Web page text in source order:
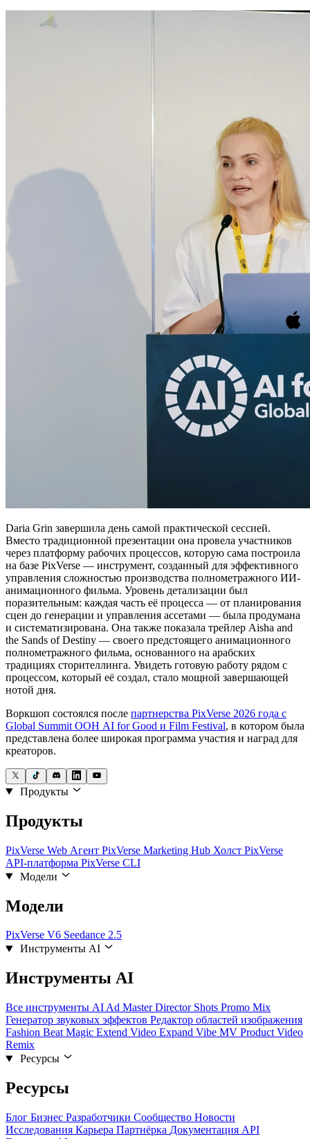
Daria Grin завершила день самой практической сессией.
Вместо традиционной презентации она провела участников
через платформу рабочих процессов, которую сама построила
на базе PixVerse — инструмент, созданный для эффективного
управления сложностью производства полнометражного ИИ-
анимационного фильма. Уровень детализации был
поразительным: каждая часть её процесса — от планирования
сцен до генерации и управления ассетами — была продумана
и систематизирована. Она также показала трейлер Aisha and
the Sands of Destiny — своего предстоящего анимационного
полнометражного фильма, основанного на арабских
традициях сторителлинга. Увидеть готовую работу рядом с
процессом, который её создал, стало мощной завершающей
нотой дня.
Воркшоп состоялся после партнерства PixVerse 2026 года с
Global Summit ООН AI for Good и Film Festival, в котором была
представлена более широкая программа участия и наград для
креаторов.
Продукты
Продукты
PixVerse Web Агент PixVerse Marketing Hub Холст PixVerse
API-платформа PixVerse CLI
Модели
Модели
PixVerse V6 Seedance 2.5
Инструменты AI
Инструменты AI
Все инструменты AI Ad MasterDirector Shots Promo Mix
Генератор звуковых эффектов Редактор областей изображения
Fashion Beat Magic Extend Video Expand Vibe MV Product Video
Remix
Ресурсы
Ресурсы
Блог Бизнес Разработчики Сообщество Новости
Исследования Карьера Партнёрка Документация API